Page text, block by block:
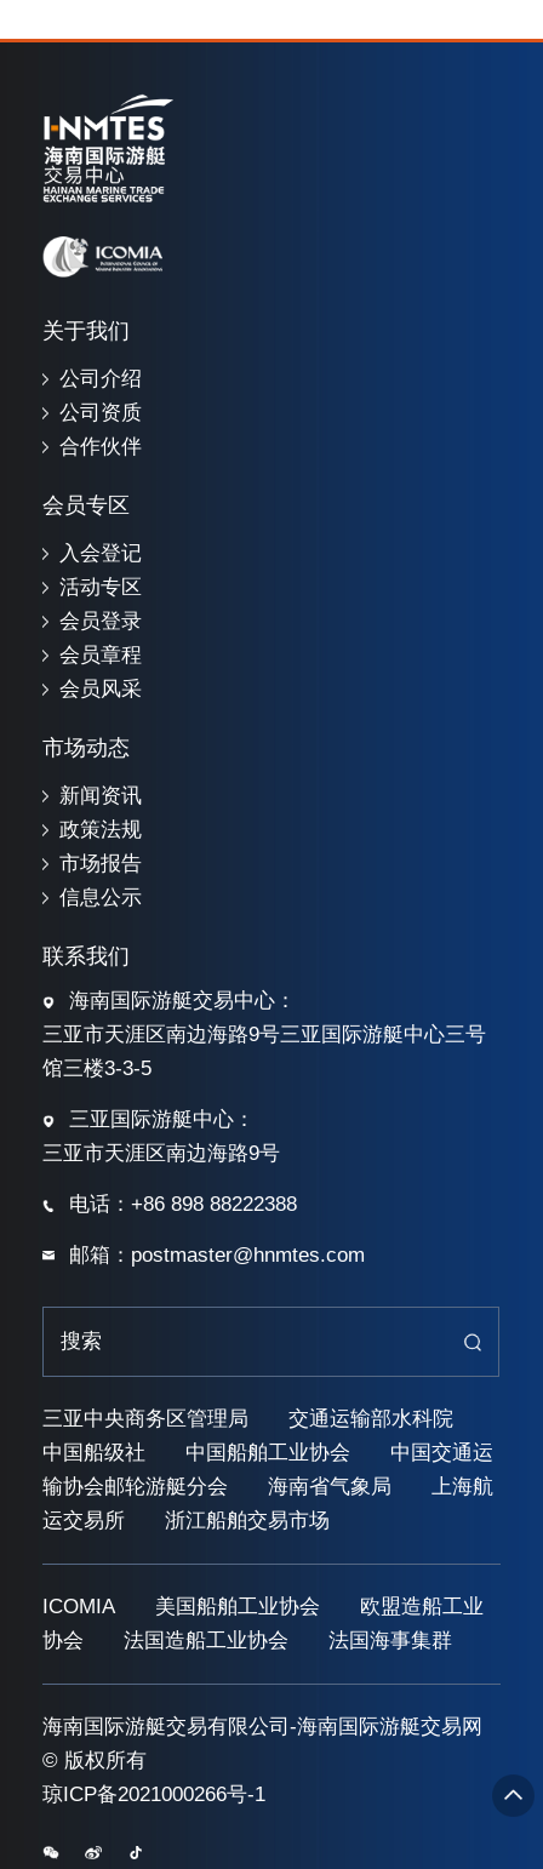
关于我们
公司介绍
公司资质
合作伙伴
会员专区
入会登记
活动专区
会员登录
会员章程
会员风采
市场动态
新闻资讯
政策法规
市场报告
信息公示
联系我们
海南国际游艇交易中心：
三亚市天涯区南边海路9号三亚国际游艇中心三号
馆三楼3-3-5
三亚国际游艇中心：
三亚市天涯区南边海路9号
电话：+86 898 88222388
邮箱：postmaster@hnmtes.com
三亚中央商务区管理局
交通运输部水科院
中国船级社
中国船舶工业协会
中国交通运
输协会邮轮游艇分会
海南省气象局
上海航
运交易所
浙江船舶交易市场
ICOMIA 美国船舶工业协会
欧盟造船工业
协会
法国造船工业协会 法国海事集群
海南国际游艇交易有限公司-海南国际游艇交易网
© 版权所有
琼ICP备2021000266号-1